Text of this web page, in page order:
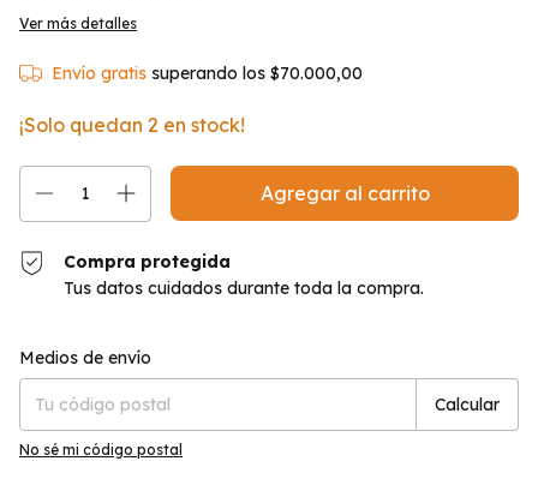
Ver más detalles
Envío gratis superando los $70.000,00
¡Solo quedan 2 en stock!
Compra protegida
Tus datos cuidados durante toda la compra.
Entregas para el CP:
Medios de envío
Calcular
No sé mi código postal